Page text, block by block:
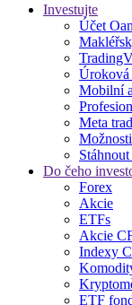
Investujte
Účet
Úroková
Mobilní
Meta
Do čeho
Forex
Akcie
ETFs
Akcie
Indexy
ETF